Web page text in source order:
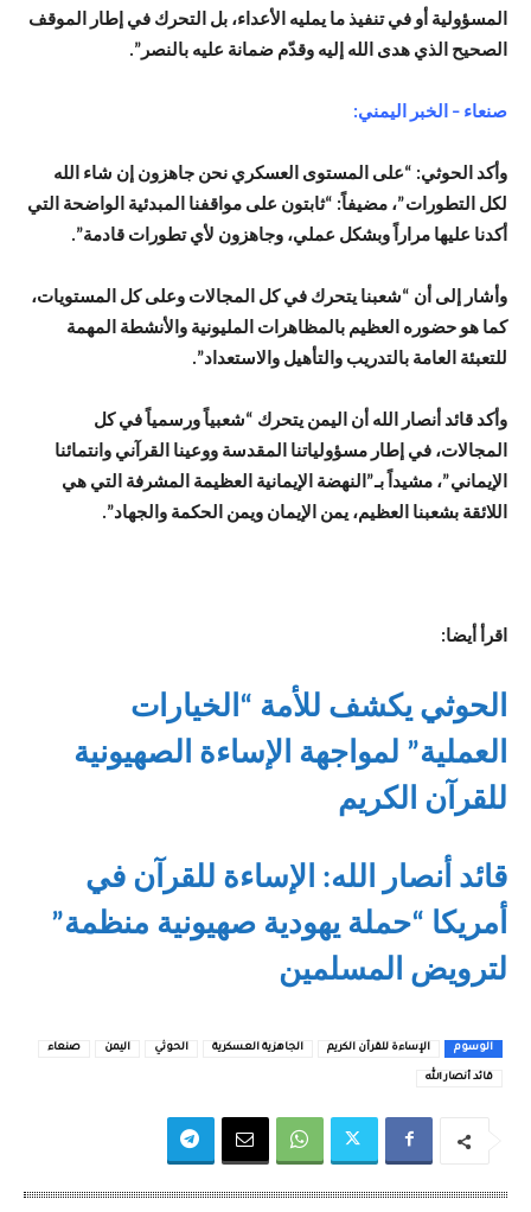
المسؤولية أو في تنفيذ ما يمليه الأعداء، بل التحرك في إطار الموقف
الصحيح الذي هدى الله إليه وقدّم ضمانة عليه بالنصر”.
صنعاء – الخبر اليمني:
وأكد الحوثي: “على المستوى العسكري نحن جاهزون إن شاء الله
لكل التطورات”، مضيفاً: “ثابتون على مواقفنا المبدئية الواضحة التي
أكدنا عليها مراراً وبشكل عملي، وجاهزون لأي تطورات قادمة”.
وأشار إلى أن “شعبنا يتحرك في كل المجالات وعلى كل المستويات،
كما هو حضوره العظيم بالمظاهرات المليونية والأنشطة المهمة
للتعبئة العامة بالتدريب والتأهيل والاستعداد”.
وأكد قائد أنصار الله أن اليمن يتحرك “شعبياً ورسمياً في كل
المجالات، في إطار مسؤولياتنا المقدسة ووعينا القرآني وانتمائنا
الإيماني”، مشيداً بـ”النهضة الإيمانية العظيمة المشرفة التي هي
اللائقة بشعبنا العظيم، يمن الإيمان ويمن الحكمة والجهاد”.
اقرأ أيضا:
الحوثي يكشف للأمة “الخيارات
العملية” لمواجهة الإساءة الصهيونية
للقرآن الكريم
قائد أنصار الله: الإساءة للقرآن في
أمريكا “حملة يهودية صهيونية منظمة”
لترويض المسلمين
الوسوم الإساءة للقرآن الكريم الجاهزية العسكرية الحوثي اليمن صنعاء
قائد أنصار الله